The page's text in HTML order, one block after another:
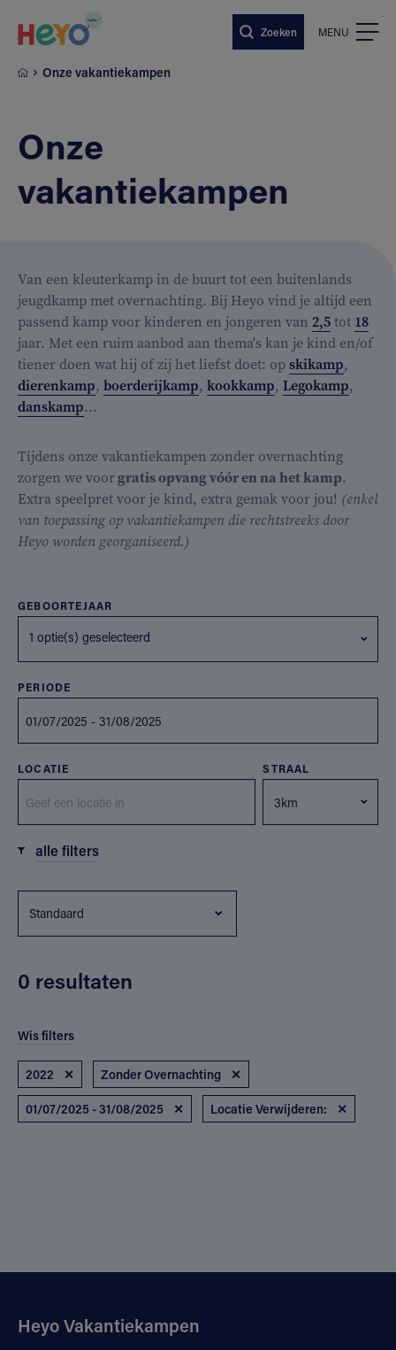
Zoeken MENU
Onze vakantiekampen
Onze
vakantiekampen
Van een kleuterkamp in de buurt tot een buitenlands
jeugdkamp met overnachting. Bij Heyo vind je altijd een
passend kamp voor kinderen en jongeren van 2,5tot 18
jaar. Met een ruim aanbod aan thema's kan je kind en/of
tiener doen wat hij of zij het liefst doet: opskikamp,
dierenkamp, boerderijkamp, kookkamp, Legokamp,
danskamp...
Tijdens onze vakantiekampen zonder overnachting
zorgen we voorgratis opvang vóór en na het kamp.
Extra speelpret voor je kind, extra gemak voor jou! (enkel
van toepassing op vakantiekampen die rechtstreeks door
Heyo worden georganiseerd.)
GEBOORTEJAAR
1 optie(s) geselecteerd
PERIODE
LOCATIE STRAAL
alle filters
0 resultaten
Wis filters
2022 ✕ Zonder Overnachting ✕
01/07/2025 - 31/08/2025 ✕ Locatie Verwijderen: ✕
Heyo Vakantiekampen